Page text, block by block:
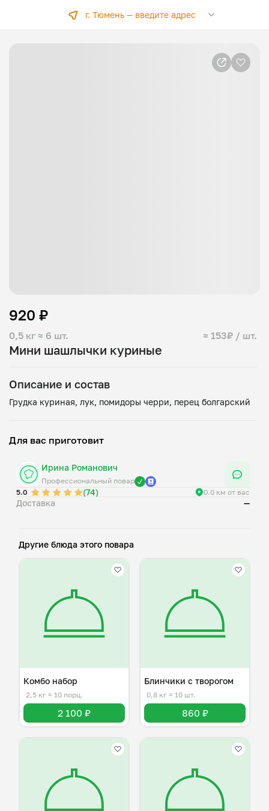
г. Тюмень — введите адрес
Мини шашлычки куриные
0,5 кг ≈ 6 шт. ≈ 153₽ / шт.
920 ₽
Описание и состав
Для вас приготовит
Ирина Романович
Профессиональный повар
5.0
(74) 0.0 км от вас
Доставка —
Другие блюда этого повара
Комбо набор
2,5 кг ≈ 10 порц.
2 100 ₽
Блинчики с творогом
0,8 кг ≈ 10 шт.
860 ₽